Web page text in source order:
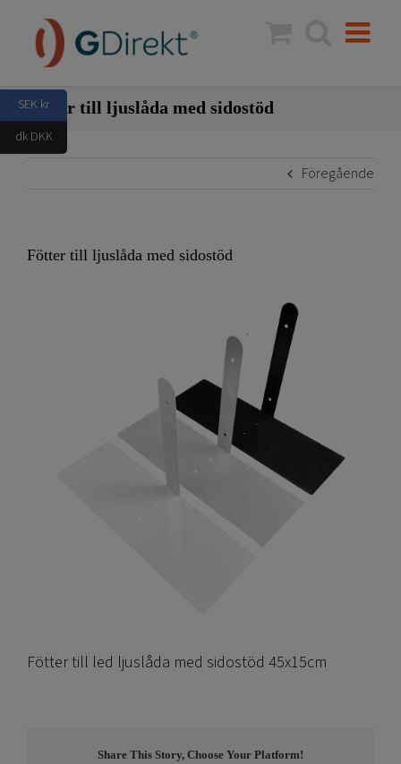
innehållet
Fötter till ljuslåda med sidostöd
Föregående
Fötter till ljuslåda med sidostöd
Fötter till led ljuslåda med sidostöd 45x15cm
Share This Story, Choose Your Platform!
SEK kr
dk DKK